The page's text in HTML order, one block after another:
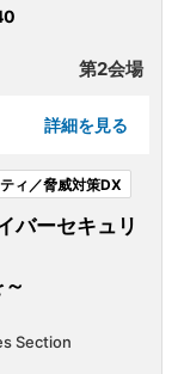
第2会場
詳細を見る
ィ／脅威対策DX
バーセキュリ
Section